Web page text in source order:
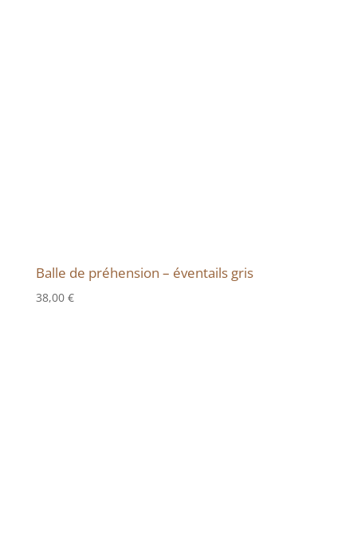
Balle de préhension – éventails gris
38,00 €